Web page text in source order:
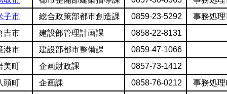
子市
総合政策部都市創造課 0859-23-5292
事務処理
吉市
建設部管理計画課
0858-22-8131
港市
建設部都市整備課
0859-47-1066
美町
企画財政課
0857-73-1412
頭町
企画課 0858-76-0212
事務処理